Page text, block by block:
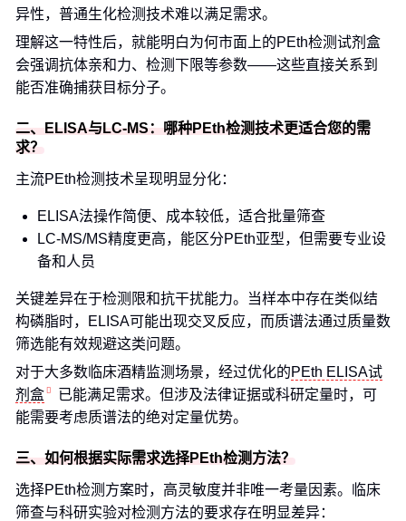
异性，普通生化检测技术难以满足需求。
理解这一特性后，就能明白为何市面上的PEth检测试剂盒
会强调抗体亲和力、检测下限等参数——这些直接关系到
能否准确捕获目标分子。
二、ELISA与LC-MS：哪种PEth检测技术更适合您的需
求？
主流PEth检测技术呈现明显分化：
ELISA法操作简便、成本较低，适合批量筛查
LC-MS/MS精度更高，能区分PEth亚型，但需要专业设
备和人员
关键差异在于检测限和抗干扰能力。当样本中存在类似结
构磷脂时，ELISA可能出现交叉反应，而质谱法通过质量数
筛选能有效规避这类问题。
对于大多数临床酒精监测场景，经过优化的PEth ELISA试
剂盒
已能满足需求。但涉及法律证据或科研定量时，可
能需要考虑质谱法的绝对定量优势。
三、如何根据实际需求选择PEth检测方法？
选择PEth检测方案时，高灵敏度并非唯一考量因素。临床
筛查与科研实验对检测方法的要求存在明显差异：